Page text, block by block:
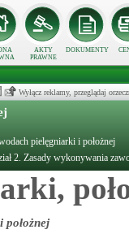
AKTY
PRAWNE
DOKUMENTY
Wyłącz reklamy, przeglądaj
pielęgniarki i położnej
2. Zasady wykonywania